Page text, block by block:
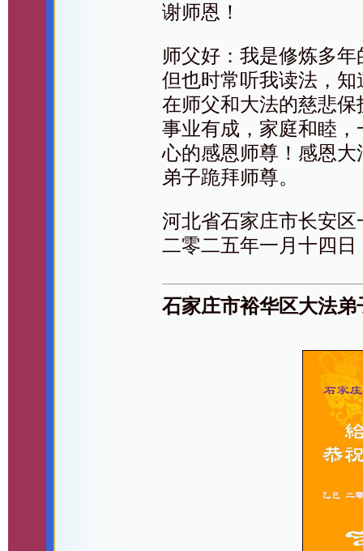
谢师恩！
师父好：我是修炼多
但也时常听我读法，
在师父和大法的慈悲
事业有成，家庭和睦
心的感恩师尊！感恩大
弟子跪拜师尊。
河北省石家庄市长安
二零二五年一月十四日
石家庄市裕华区大法